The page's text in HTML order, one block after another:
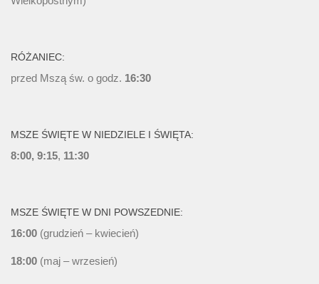
RÓŻANIEC:
przed Mszą św. o godz. 16:30
MSZE ŚWIĘTE W NIEDZIELE I ŚWIĘTA:
8:00, 9:15, 11:30
MSZE ŚWIĘTE W DNI POWSZEDNIE:
16:00 (grudzień – kwiecień)
18:00 (maj – wrzesień)